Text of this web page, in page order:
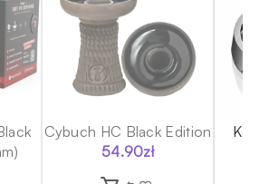
Cybuch HC Black Edition
54.90zł